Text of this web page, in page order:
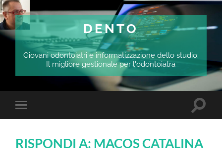
DENTO
Giovani odontoiatri e informatizzazione dello studio:
Il migliore gestionale per l'odontoiatra
Attiva/disattiva
il
dispositivi
ricerca
RISPONDI A: MACOS CATALINA